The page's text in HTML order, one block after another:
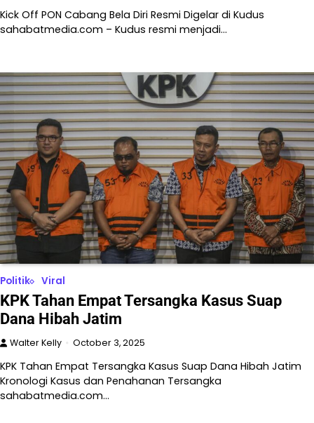
Kick Off PON Cabang Bela Diri Resmi Digelar di Kudus
sahabatmedia.com – Kudus resmi menjadi…
Politik Viral
KPK Tahan Empat Tersangka Kasus Suap
Dana Hibah Jatim
Walter Kelly October 3, 2025
KPK Tahan Empat Tersangka Kasus Suap Dana Hibah Jatim
Kronologi Kasus dan Penahanan Tersangka
sahabatmedia.com…